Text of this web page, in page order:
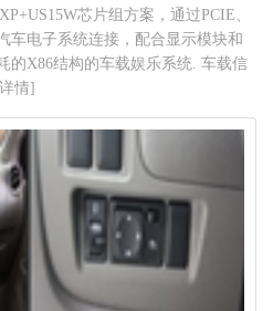
芯片组方案，通过PCIE、
车电子系统连接，配合显示模块和
的X86结构的车载娱乐系统. 车载信
情]